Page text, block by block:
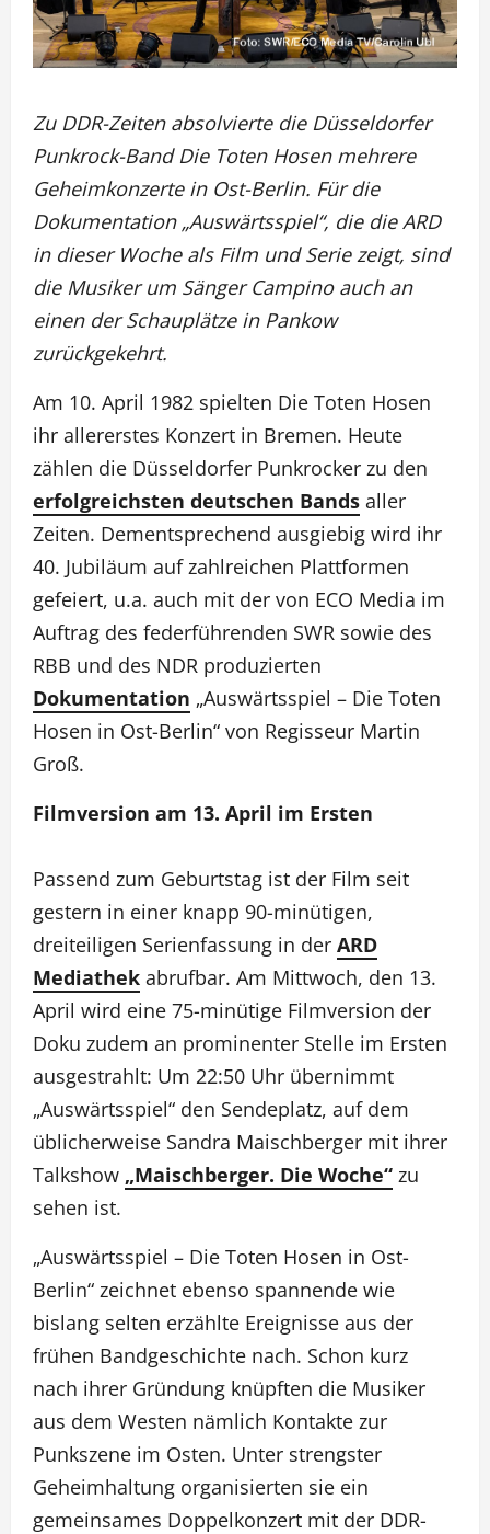
Zu DDR-Zeiten absolvierte die Düsseldorfer
Punkrock-Band Die Toten Hosen mehrere
Geheimkonzerte in Ost-Berlin. Für die
Dokumentation „Auswärtsspiel“, die die ARD
in dieser Woche als Film und Serie zeigt, sind
die Musiker um Sänger Campino auch an
einen der Schauplätze in Pankow
zurückgekehrt.
Am 10. April 1982 spielten Die Toten Hosen
ihr allererstes Konzert in Bremen. Heute
zählen die Düsseldorfer Punkrocker zu den
erfolgreichsten deutschen Bands aller
Zeiten. Dementsprechend ausgiebig wird ihr
40. Jubiläum auf zahlreichen Plattformen
gefeiert, u.a. auch mit der von ECO Media im
Auftrag des federführenden SWR sowie des
RBB und des NDR produzierten
Dokumentation „Auswärtsspiel – Die Toten
Hosen in Ost-Berlin“ von Regisseur Martin
Groß.
Filmversion am 13. April im Ersten
Passend zum Geburtstag ist der Film seit
gestern in einer knapp 90-minütigen,
dreiteiligen Serienfassung in der ARD
Mediathek abrufbar. Am Mittwoch, den 13.
April wird eine 75-minütige Filmversion der
Doku zudem an prominenter Stelle im Ersten
ausgestrahlt: Um 22:50 Uhr übernimmt
„Auswärtsspiel“ den Sendeplatz, auf dem
üblicherweise Sandra Maischberger mit ihrer
Talkshow „Maischberger. Die Woche“ zu
sehen ist.
„Auswärtsspiel – Die Toten Hosen in Ost-
Berlin“ zeichnet ebenso spannende wie
bislang selten erzählte Ereignisse aus der
frühen Bandgeschichte nach. Schon kurz
nach ihrer Gründung knüpften die Musiker
aus dem Westen nämlich Kontakte zur
Punkszene im Osten. Unter strengster
Geheimhaltung organisierten sie ein
gemeinsames Doppelkonzert mit der DDR-